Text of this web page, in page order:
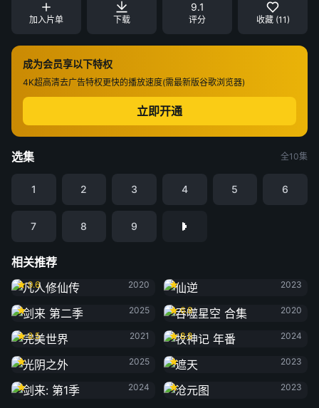
加入片单 下载
9.1
评分 收藏 (11)
成为会员享以下特权
4K超高清去广告特权更快的播放速度(需最新版谷歌浏览器)
立即开通
选集 全10集
1 2 3 4 5 6
7 8 9
相关推荐
凡人修仙传
9.6
2020
2023
剑来 第二季
2025
吞噬星空 合集
6.8
2020
完美世界
8.5
2021
牧神记 年番
8.8
2024
光阴之外
2025
遮天
2023
剑来: 第1季
2024
沧元图
2023